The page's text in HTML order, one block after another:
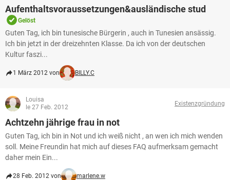
Aufenthaltsvoraussetzungen&ausländische stud
Gelöst
Guten Tag, ich bin tunesische Bürgerin , auch in Tunesien ansässig.
Ich bin jetzt in der dreizehnten Klasse. Da ich von der deutschen
Kultur faszi...
1 März 2012 von BILLY.C
Louisa
le 27 Feb. 2012
Existenzgründung
Achtzehn jährige frau in not
Guten Tag, ich bin in Not und ich weiß nicht , an wen ich mich wenden
soll. Meine Freundin hat mich auf dieses FAQ aufmerksam gemacht
daher mein Ein...
28 Feb. 2012 von marlene.w